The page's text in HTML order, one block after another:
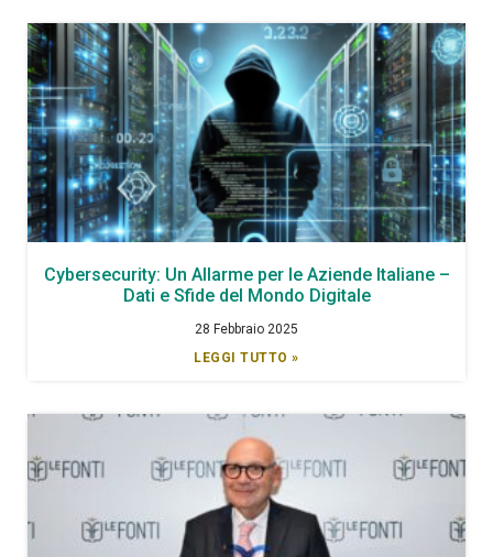
Cybersecurity: Un Allarme per le Aziende Italiane –
Dati e Sfide del Mondo Digitale
28 Febbraio 2025
LEGGI TUTTO »